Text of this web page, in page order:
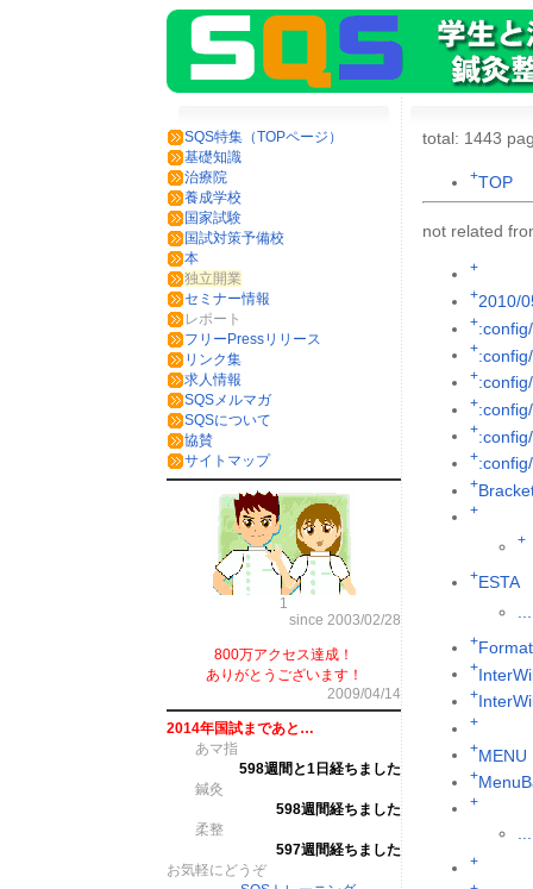
SQS特集（TOPページ）
基礎知識
治療院
養成学校
国家試験
国試対策予備校
本
独立開業
セミナー情報
レポート
フリーPressリリース
リンク集
求人情報
SQSメルマガ
SQSについて
協賛
サイトマップ
1
since 2003/02/28
800万アクセス達成！
ありがとうございます！
2009/04/14
2014年国試まであと…
あマ指
598週間と1日経ちました
鍼灸
598週間経ちました
柔整
597週間経ちました
お気軽にどうぞ
total: 1443
+TOP
not related
+
+2010/
+
+
+
+
+
+
+
+
+
+ESTA
+
+
+
+
+MENU
+
+
+